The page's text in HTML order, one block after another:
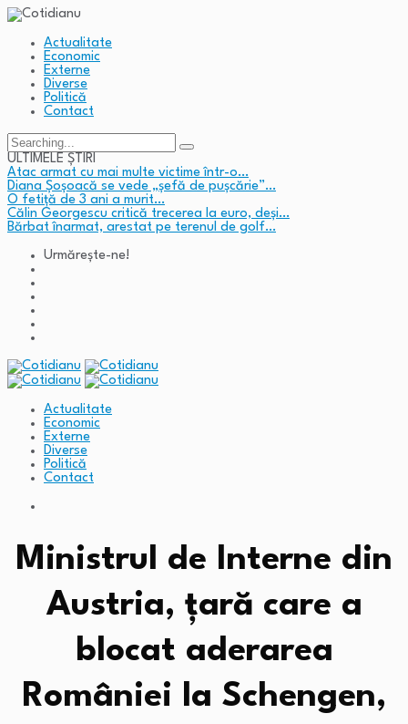
Actualitate
Economic
Externe
Diverse
Politică
Contact
Search
for:
ULTIMELE ȘTIRI
Atac armat cu mai multe victime într-o…
Diana Șoșoacă se vede „șefă de pușcărie”…
O fetiță de 3 ani a murit…
Călin Georgescu critică trecerea la euro, deși…
Bărbat înarmat, arestat pe terenul de golf…
Urmărește-ne!
Actualitate
Economic
Externe
Diverse
Politică
Contact
Ministrul de Interne din
Austria, țară care a
blocat aderarea
României la Schengen,